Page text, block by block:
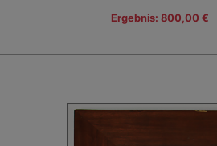
Ergebnis: 800,00 €